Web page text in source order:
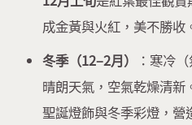
成金黃與火紅，美不勝收
冬季（12–2月）
：寒冷
晴朗天氣，空氣乾燥清新
聖誕燈飾與冬季彩燈，營